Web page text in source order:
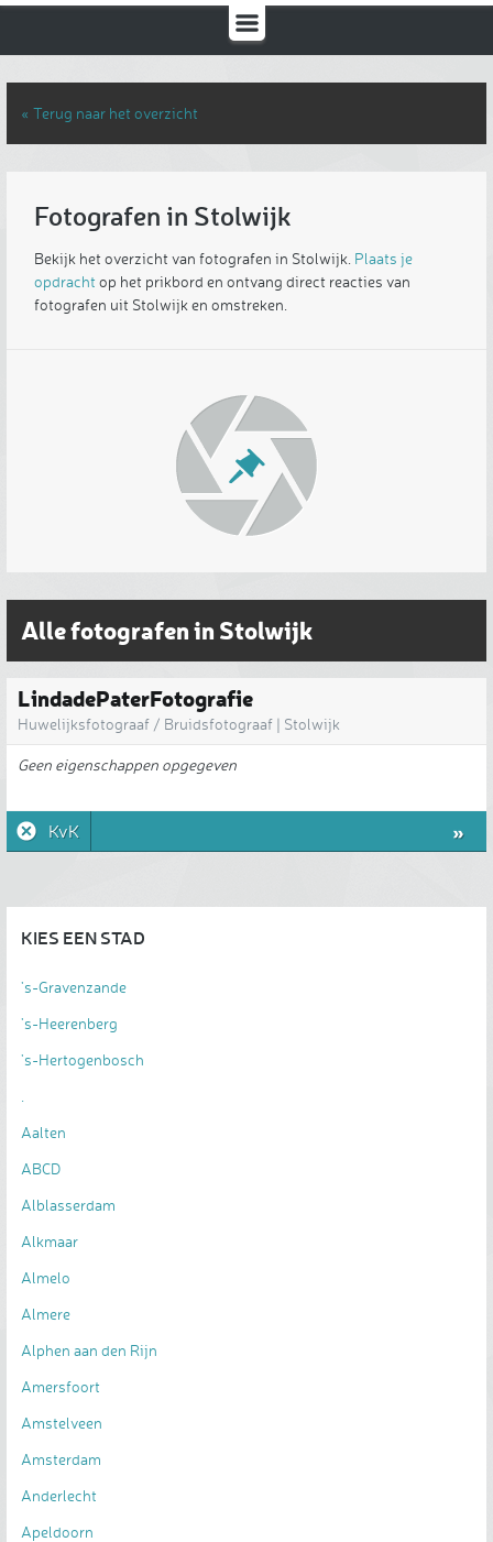
« Terug naar het overzicht
Fotografen in Stolwijk
Bekijk het overzicht van fotografen in Stolwijk. Plaats je
opdracht op het prikbord en ontvang direct reacties van
fotografen uit Stolwijk en omstreken.
Alle fotografen in Stolwijk
LindadePaterFotografie
Huwelijksfotograaf / Bruidsfotograaf | Stolwijk
Geen eigenschappen opgegeven
KvK »
KIES EEN STAD
's-Gravenzande
's-Heerenberg
's-Hertogenbosch
Aalten
ABCD
Alblasserdam
Alkmaar
Almelo
Almere
Alphen aan den Rijn
Amersfoort
Amstelveen
Amsterdam
Anderlecht
Apeldoorn